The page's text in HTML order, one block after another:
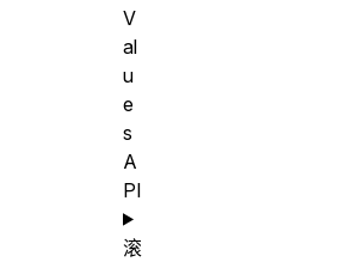
V
al
u
e
s
A
PI
滚